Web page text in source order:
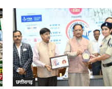
छत्तीसगढ़